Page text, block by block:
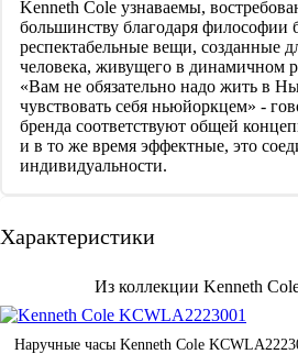
Kenneth Cole узнаваемы,
большинству благодаря философии
респектабельные вещи, созданные
человека, живущего в динамичном
«Вам не обязательно надо жить в
чувствовать себя ньюйоркцем» -
бренда соответствуют общей
и в то же время эффектные, это
индивидуальности.
Характеристики
Из коллекции Kenneth
Наручные часы Kenneth Cole